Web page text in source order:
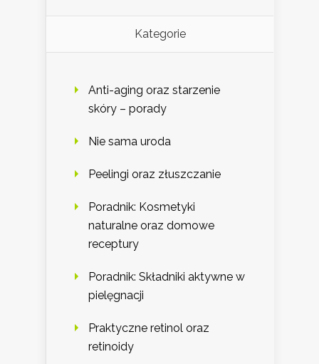
Kategorie
Anti-aging oraz starzenie
skóry – porady
Nie sama uroda
Peelingi oraz złuszczanie
Poradnik: Kosmetyki
naturalne oraz domowe
receptury
Poradnik: Składniki aktywne w
pielęgnacji
Praktyczne retinol oraz
retinoidy